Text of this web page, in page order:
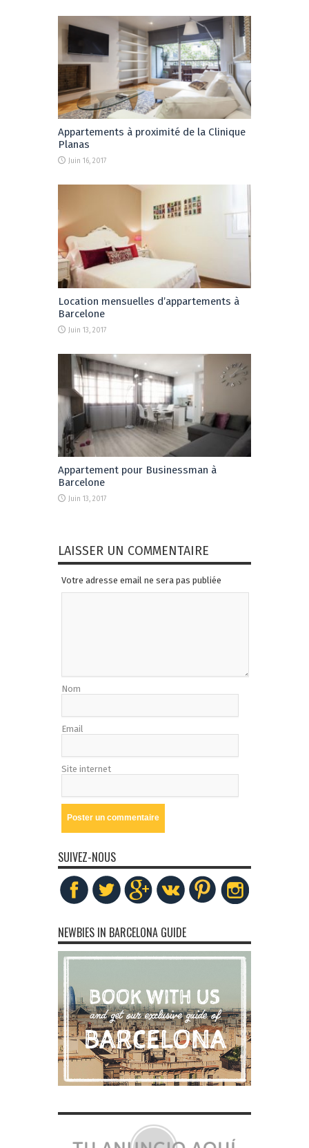
Appartements à proximité de la Clinique
Planas
Juin 16, 2017
Location mensuelles d’appartements à
Barcelone
Juin 13, 2017
Appartement pour Businessman à
Barcelone
Juin 13, 2017
LAISSER UN COMMENTAIRE
Votre adresse email ne sera pas publiée
Nom
Email
Site internet
SUIVEZ-NOUS
NEWBIES IN BARCELONA GUIDE